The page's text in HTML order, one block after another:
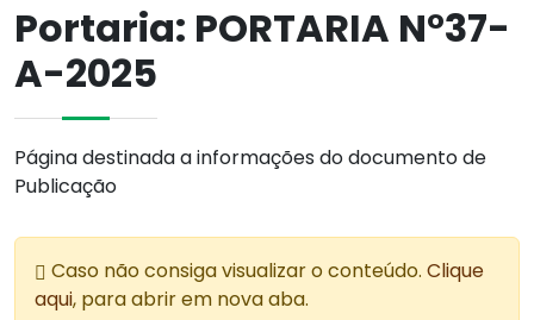
Portaria: PORTARIA N°37-
A-2025
Página destinada a informações do documento de
Publicação
Caso não consiga visualizar o conteúdo. Clique
aqui, para abrir em nova aba.